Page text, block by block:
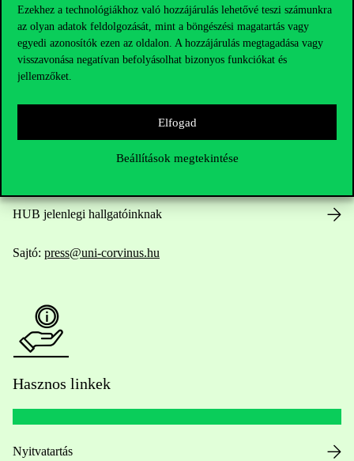
Ezekhez a technológiákhoz való hozzájárulás lehetővé teszi számunkra
az olyan adatok feldolgozását, mint a böngészési magatartás vagy
egyedi azonosítók ezen az oldalon. A hozzájárulás megtagadása vagy
visszavonása negatívan befolyásolhat bizonyos funkciókat és
jellemzőket.
Elfogad
Beállítások megtekintése
Elérhetőségek
Kérdésed van a felvételivel kapcsolatban?
HUB jelenlegi hallgatóinknak
Sajtó: press@uni-corvinus.hu
Hasznos linkek
Nyitvatartás